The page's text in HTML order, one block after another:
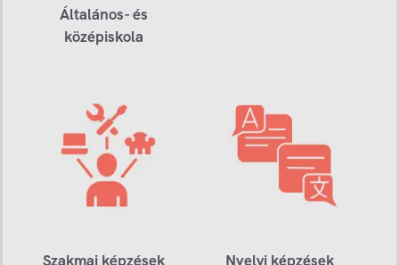
Általános- és
középiskola
Szakmai képzések Nyelvi képzések